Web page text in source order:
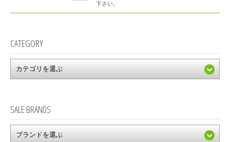
下さい。
CATEGORY
SALE BRANDS